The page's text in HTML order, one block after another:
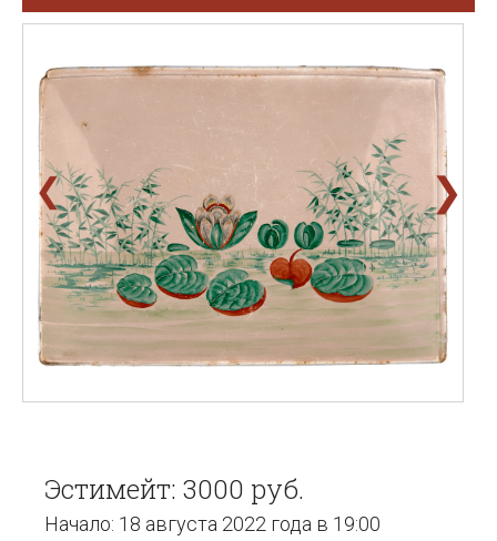
❮ ❯
Эстимейт: 3000 руб.
Начало: 18 августа 2022 года в 19:00